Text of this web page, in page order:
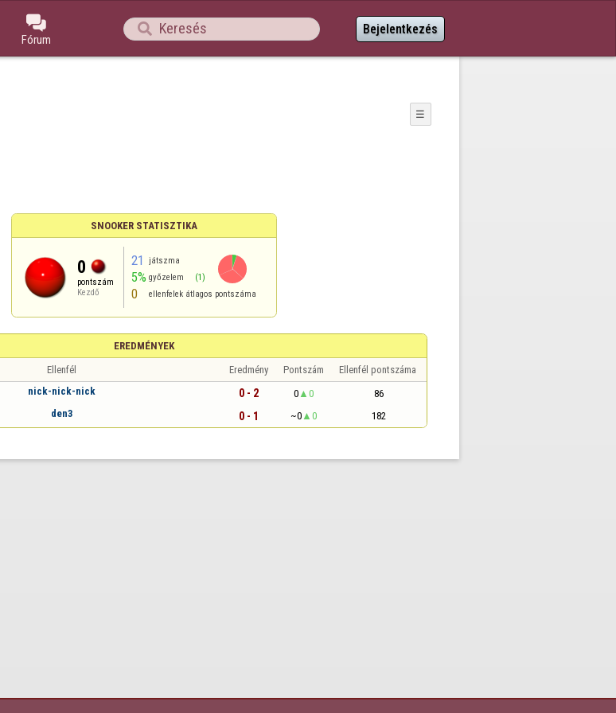

Fórum
 Bejelentkezés
☰
SNOOKER STATISZTIKA
0
pontszám
Kezdő
21 játszma
5% győzelem (1)
0 ellenfelek átlagos pontszáma
EREDMÉNYEK
Ellenfél Eredmény Pontszám
Ellenfél pontszáma
nick-nick-nick
0 - 2 0 0
86
den3
0 - 1 ~0 0 182